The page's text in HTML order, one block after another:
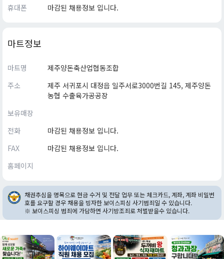
휴대폰
마감된 채용정보 입니다.
마트정보
마트명
제주양돈축산업협동조합
주소
제주 서귀포시 대정읍 일주서로3000번길 145, 제주양돈
농협 수출육가공공장
보유매장
전화
마감된 채용정보 입니다.
FAX
마감된 채용정보 입니다.
홈페이지
채권추심을 명목으로 현금 수거 및 전달 업무 또는 체크카드, 계좌, 계좌 비밀번
호를 요구할 경우 채용을 빙자한 보이스피싱 사기범죄일 수 있습니다.
※ 보이스피싱 범죄에 가담하면 사기방조죄로 처벌받을수 있습니다.